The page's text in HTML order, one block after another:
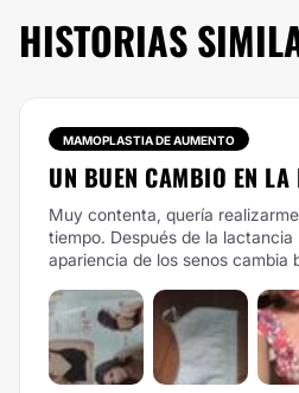
HISTORIAS
MAMOPLASTIA DE AUMENTO
UN BUEN CAMBIO EN LA
Muy contenta, quería
tiempo. Después de la lactancia
apariencia de los senos cambia